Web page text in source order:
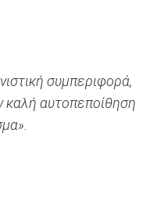
συμπεριφορά,
καλή αυτοπεποίθηση